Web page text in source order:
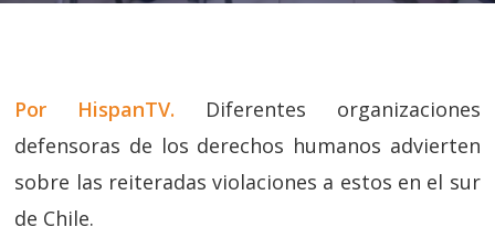
Por HispanTV. Diferentes organizaciones
defensoras de los derechos humanos advierten
sobre las reiteradas violaciones a estos en el sur
de Chile.